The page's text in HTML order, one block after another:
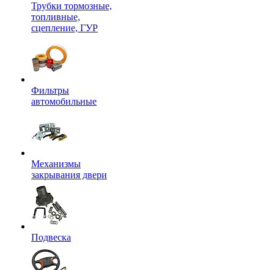
Трубки тормозные,
топливные,
сцепление, ГУР
Фильтры
автомобильные
Механизмы
закрывания двери
Подвеска